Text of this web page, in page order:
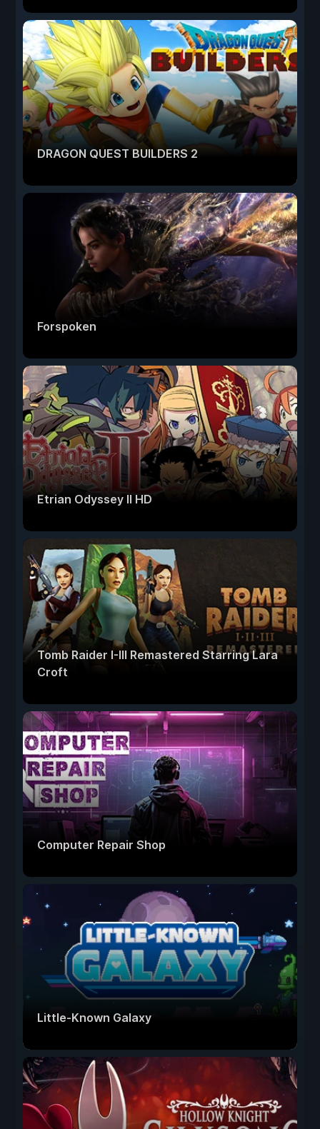
DRAGON QUEST BUILDERS 2
Forspoken
Etrian Odyssey II HD
Tomb Raider I-III Remastered Starring Lara
Croft
Computer Repair Shop
Little-Known Galaxy